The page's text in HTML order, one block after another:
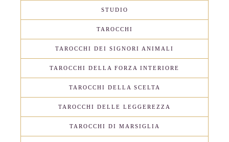
STUDIO
TAROCCHI
TAROCCHI DEI SIGNORI ANIMALI
TAROCCHI DELLA FORZA INTERIORE
TAROCCHI DELLA SCELTA
TAROCCHI DELLE LEGGEREZZA
TAROCCHI DI MARSIGLIA